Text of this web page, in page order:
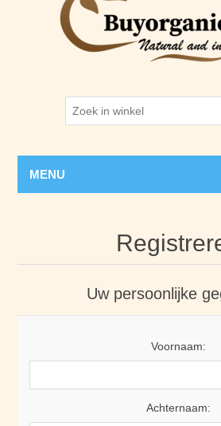
MENU
Uw persoonlijke
Voornaam:
Achternaam: